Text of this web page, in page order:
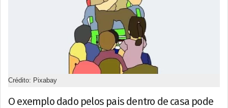
Crédito: Pixabay
O exemplo dado pelos pais dentro de casa pode